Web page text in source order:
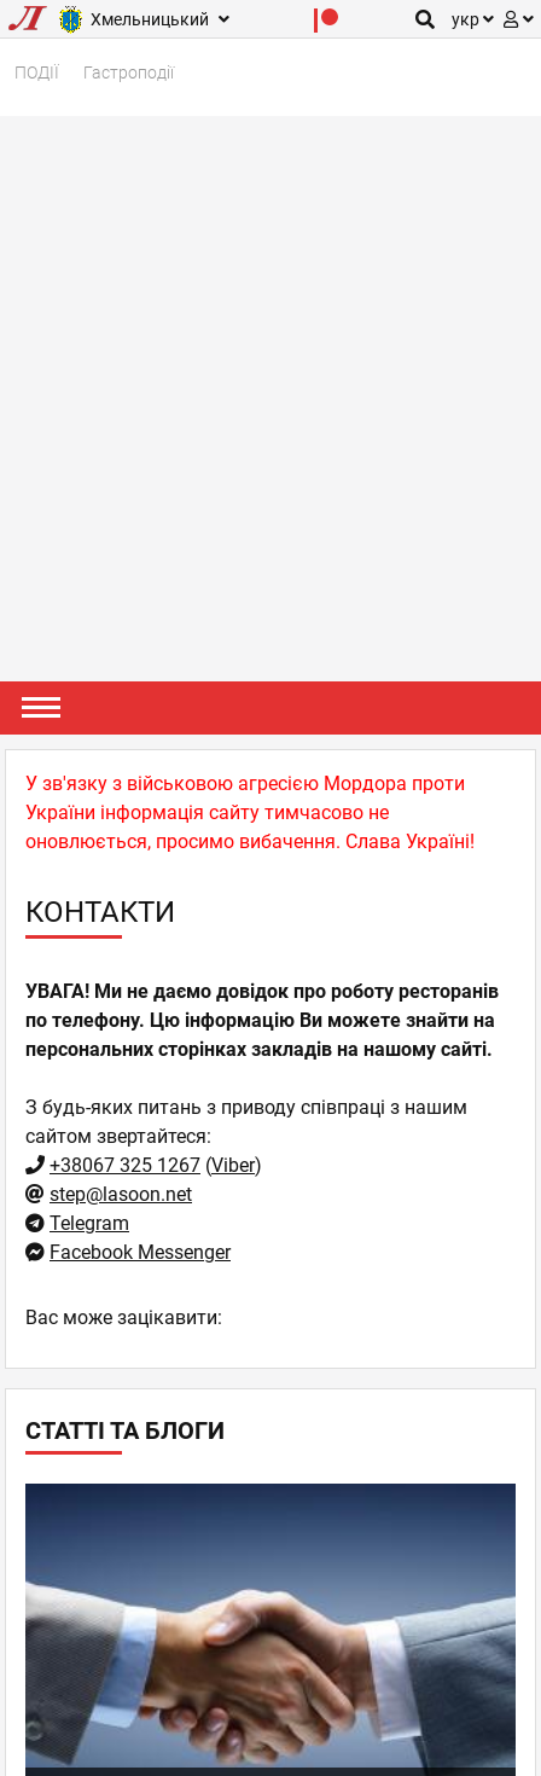
Хмельницький укр
ПОДІЇ Гастроподії
СТАТТІ ТА БЛОГИ
У зв'язку з військовою агресією Мордора проти
України інформація сайту тимчасово не
оновлюється, просимо вибачення. Слава Україні!
КОНТАКТИ
УВАГА! Ми не даємо довідок про роботу ресторанів
по телефону. Цю інформацію Ви можете знайти на
персональних сторінках закладів на нашому сайті.
З будь-яких питань з приводу співпраці з нашим
сайтом звертайтеся:
+38067 325 1267 (Viber)
step@lasoon.net
Telegram
Facebook Messenger
Вас може зацікавити: